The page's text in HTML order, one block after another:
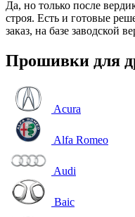
Да, но только после
строя. Есть и готовые
заказ, на базе заводской
Прошивки для
Acura
Alfa Romeo
Audi
Baic